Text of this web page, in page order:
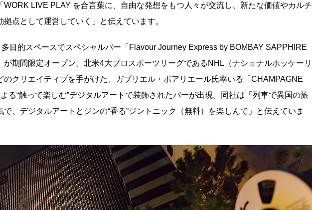
WORK LIVE PLAY を合言葉に、自由な発想をもつ人々が交流し、新たな価値やカルチ
点として運営していく」と伝えています。
目的スペースでスペシャルバー「Flavour Journey Express by BOMBAY SAPPHIRE
が期間限定オープン。北米4大プロスポーツリーグであるNHL（ナショナルホッケーリ
のクリエイティブを手がけた、ガブリエル・ポアリエール氏率いる「CHAMPAGNE
る“触って楽しむ”デジタルアートで装飾されたバーが出現。同社は「列車で異国の旅
、デジタルアートとジンの“香る”ジントニック（無料）を楽しんで」と伝えていま